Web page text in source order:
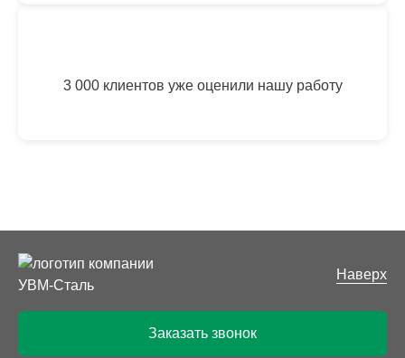
3 000 клиентов уже оценили нашу работу
Наверх
Заказать звонок